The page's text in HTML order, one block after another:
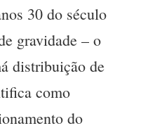
30 do século
gravidade – o
distribuição de
como
do